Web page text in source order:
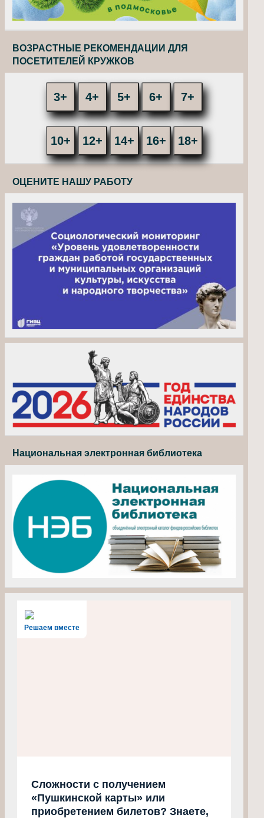
ВОЗРАСТНЫЕ РЕКОМЕНДАЦИИ ДЛЯ
ПОСЕТИТЕЛЕЙ КРУЖКОВ
3+ 4+ 5+ 6+ 7+
10+ 12+ 14+ 16+ 18+
ОЦЕНИТЕ НАШУ РАБОТУ
Национальная электронная библиотека
Решаем вместе
Сложности с получением
«Пушкинской карты» или
приобретением билетов? Знаете,